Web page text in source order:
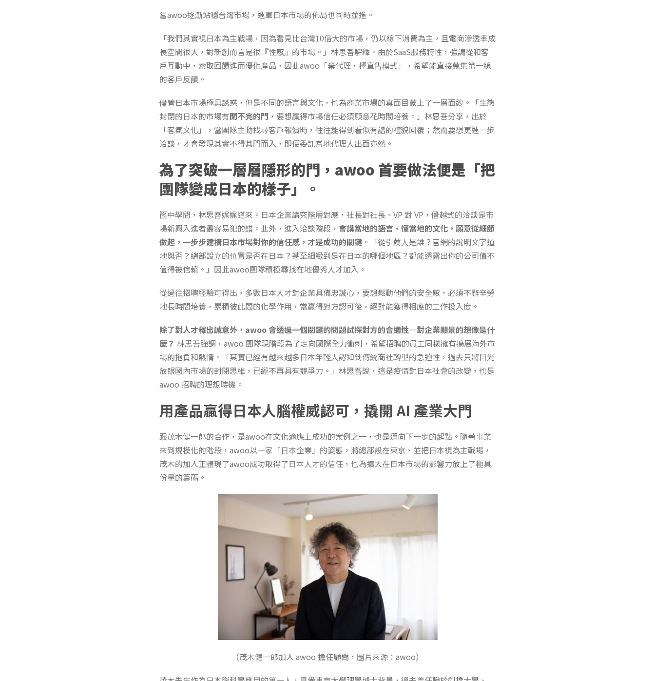
當awoo逐漸站穩台灣市場，進軍日本市場的佈局也同時並進。
「我們其實視日本為主戰場，因為看見比台灣10倍大的市場，仍以線下消費為主，且電商滲透率成
長空間很大，對新創而言是很『性感』的市場。」林思吾解釋。由於SaaS服務特性，強調從和客
戶互動中，索取回饋進而優化產品，因此awoo「棄代理，擇直售模式」，希望能直接蒐集第一線
的客戶反饋。
儘管日本市場極具誘惑，但是不同的語言與文化，也為商業市場的真面目蒙上了一層面紗。「生態
封閉的日本的市場有開不完的門 ，要想贏得市場信任必須願意花時間培養。」林思吾分享，出於
「客氣文化」，當團隊主動找尋客戶報價時，往往能得到看似有譜的禮貌回覆；然而要想更進一步
洽談，才會發現其實不得其門而入，即便委託當地代理人出面亦然。
為了突破一層層隱形的門，awoo 首要做法便是「把
團隊變成日本的樣子」
。
箇中學問，林思吾娓娓道來。日本企業講究階層對應，社長對社長、VP 對 VP，僭越式的洽談是市
場新興入進者最容易犯的錯。此外，進入洽談階段， 會講當地的語言、懂當地的文化，願意從細節
做起，一步步建構日本市場對你的信任感，才是成功的關鍵 。「從引薦人是誰？官網的說明文字道
地與否？總部設立的位置是否在日本？甚至細緻到是在日本的哪個地區？都能透露出你的公司值不
值得被信賴。」因此awoo團隊積極尋找在地優秀人才加入。
從過往招聘經驗可得出，多數日本人才對企業具備忠誠心，要想鬆動他們的安全感，必須不辭辛勞
地長時間培養，累積彼此間的化學作用，當贏得對方認可後，絕對能獲得相應的工作投入度。
除了對人才釋出誠意外，awoo 會透過一個關鍵的問題試探對方的合適性—對企業願景的想像是什
麼？ 林思吾強調，awoo 團隊現階段為了走向國際全力衝刺，希望招聘的員工同樣擁有擴展海外市
場的抱負和熱情。「其實已經有越來越多日本年輕人認知到傳統商社轉型的急迫性，過去只將目光
放眼國內市場的封閉思維，已經不再具有競爭力。」林思吾說，這是疫情對日本社會的改變，也是
awoo 招聘的理想時機。
用產品贏得日本人腦權威認可，撬開 AI 產業大門
跟茂木健一郎的合作，是awoo在文化適應上成功的案例之一，也是邁向下一步的起點。隨著事業
來到規模化的階段，awoo以一家「日本企業」的姿態，將總部設在東京、並把日本視為主戰場，
茂木的加入正體現了awoo成功取得了日本人才的信任，也為擴大在日本市場的影響力放上了極具
份量的籌碼。
（茂木健一郎加入 awoo 擔任顧問，圖片來源：awoo）